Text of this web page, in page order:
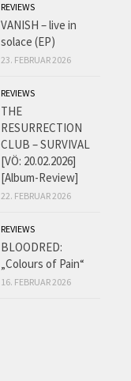
REVIEWS
VANISH – live in
solace (EP)
23. FEBRUAR 2026
REVIEWS
THE
RESURRECTION
CLUB – SURVIVAL
[VÖ: 20.02.2026]
[Album-Review]
22. FEBRUAR 2026
REVIEWS
BLOODRED:
„Colours of Pain“
16. FEBRUAR 2026